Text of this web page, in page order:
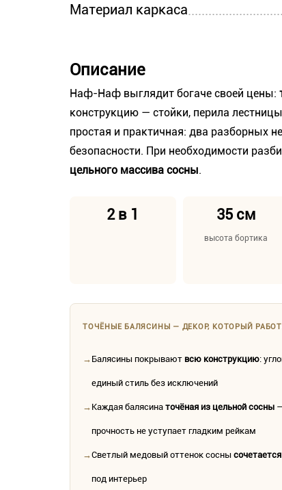
Материал каркаса
Описание
Наф-Наф выглядит богаче своей цены:
конструкцию — стойки, перила
простая и практичная: два разборных
безопасности. При необходимости
цельного массива сосны.
2 в 1 35 см
высота бортика
ТОЧЁНЫЕ БАЛЯСИНЫ — ДЕКОР, КОТОРЫЙ
→ Балясины покрывают всю конструкцию:
единый стиль без исключений
→ Каждая балясина точёная из цельной сосны
прочность не уступает гладким рейкам
→Светлый медовый оттенок сосны
под интерьер